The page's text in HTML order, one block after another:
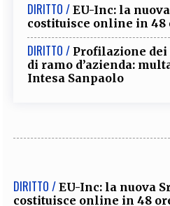
DIRITTO / EU-Inc: la
costituisce online in 48
DIRITTO / Profilazione
di ramo d’azienda:
Intesa Sanpaolo
DIRITTO / EU-Inc: la nuova
costituisce online in 48